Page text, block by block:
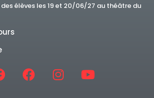
élèves les 19 et 20/06/27 au théâtre du